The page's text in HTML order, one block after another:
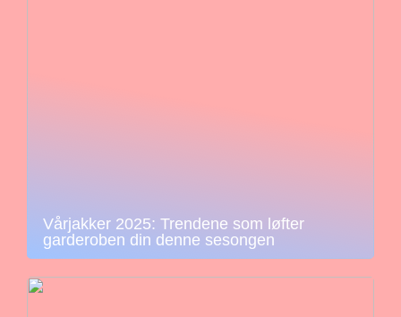
Vårjakker 2025: Trendene som løfter
garderoben din denne sesongen